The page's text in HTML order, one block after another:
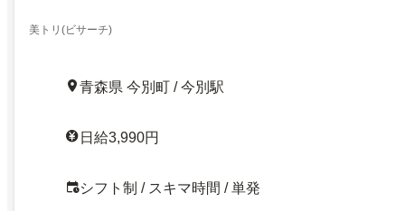
美トリ(ビサーチ)
青森県 今別町 / 今別駅
日給3,990円
シフト制 / スキマ時間 / 単発